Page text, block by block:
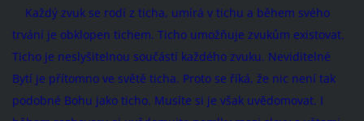
Každý zvuk se rodí z ticha, umírá v tichu a během svého
trvání je obklopen tichem. Ticho umožňuje zvukům existovat.
Ticho je neslyšitelnou součástí každého zvuku. Neviditelné
Bytí je přítomno ve světě ticha. Proto se říká, že nic není tak
podobné Bohu jako ticho. Musíte si je však uvědomovat. I